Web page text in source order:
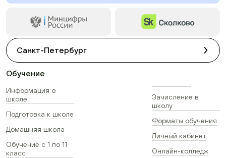
Санкт-Петербург
Обучение
Информация о
школе
Подготовка к школе
Домашняя школа
Обучение с 1 по 11
класс
Зачисление в
школу
Форматы обучения
Личный кабинет
Онлайн-колледж